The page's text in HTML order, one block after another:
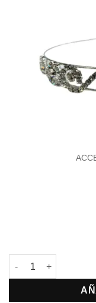
Tiara Strass cantidad